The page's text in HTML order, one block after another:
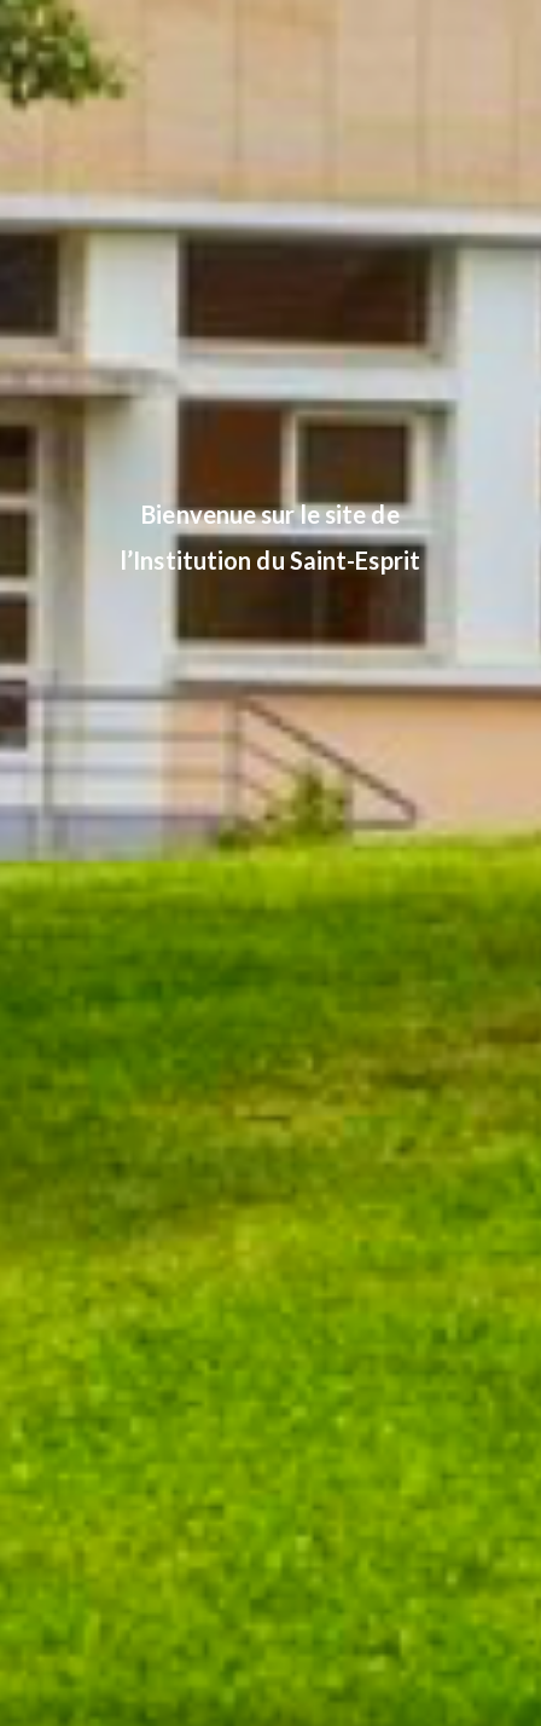
Bienvenue sur le site de
l’Institution du Saint-Esprit